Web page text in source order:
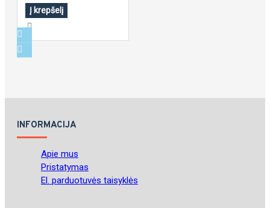
Į krepšelį
INFORMACIJA
Apie mus
Pristatymas
El. parduotuvės taisyklės